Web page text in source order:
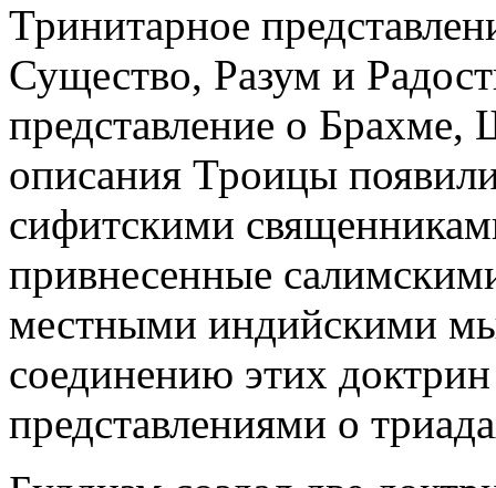
Тринитарное
Существо, Разум и
представление о
описания Троицы
сифитскими
привнесенные
местными индийскими
соединению этих
представлениями о